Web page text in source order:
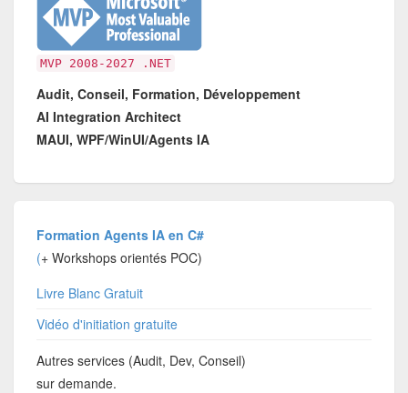
MVP 2008-2027 .NET
Audit, Conseil, Formation, Développement
AI Integration Architect
MAUI, WPF/WinUI/Agents IA
Formation Agents IA en C#
(+ Workshops orientés POC)
Livre Blanc Gratuit
Vidéo d'initiation gratuite
Autres services (Audit, Dev, Conseil)
sur demande.